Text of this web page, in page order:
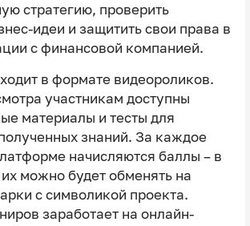
стратегию, проверить
идеи и защитить свои права в
с финансовой компанией.
в формате видеороликов.
участникам доступны
материалы и тесты для
знаний. За каждое
начисляются баллы – в
можно будет обменять на
с символикой проекта.
заработает на онлайн-